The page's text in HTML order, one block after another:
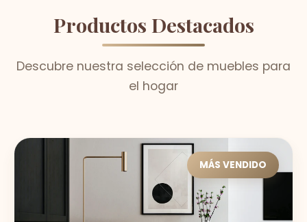
Productos Destacados
Descubre nuestra selección de muebles para
el hogar
MÁS VENDIDO